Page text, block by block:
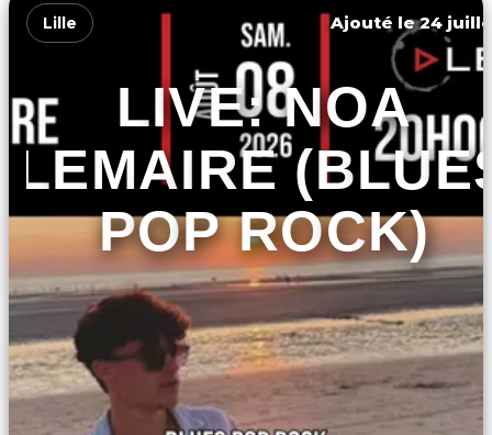
Lille Ajouté le 24
LIVE: NOA
LEMAIRE
POP ROCK)